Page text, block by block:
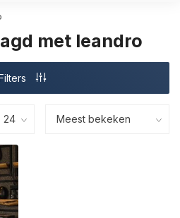
met leandro